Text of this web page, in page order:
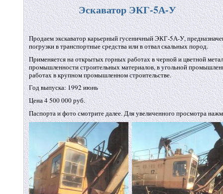
Эскаватор ЭКГ-5А-У
Продаем экскаватор карьерный гусеничный ЭКГ-5А-У,
погрузки в транспортные средства или в отвал скальных пород.
Применяется на открытых горных работах в черной и цветной
промышленности строительных материалов, в угольной
работах в крупном промышленном строительстве.
Год выпуска: 1992 июнь
Цена 4 500 000 руб.
Паспорта и фото смотрите далее. Для увеличенного просмотра